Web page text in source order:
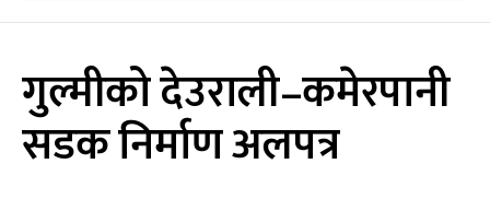
गुल्मीको देउराली–कमेरपानी
सडक निर्माण अलपत्र